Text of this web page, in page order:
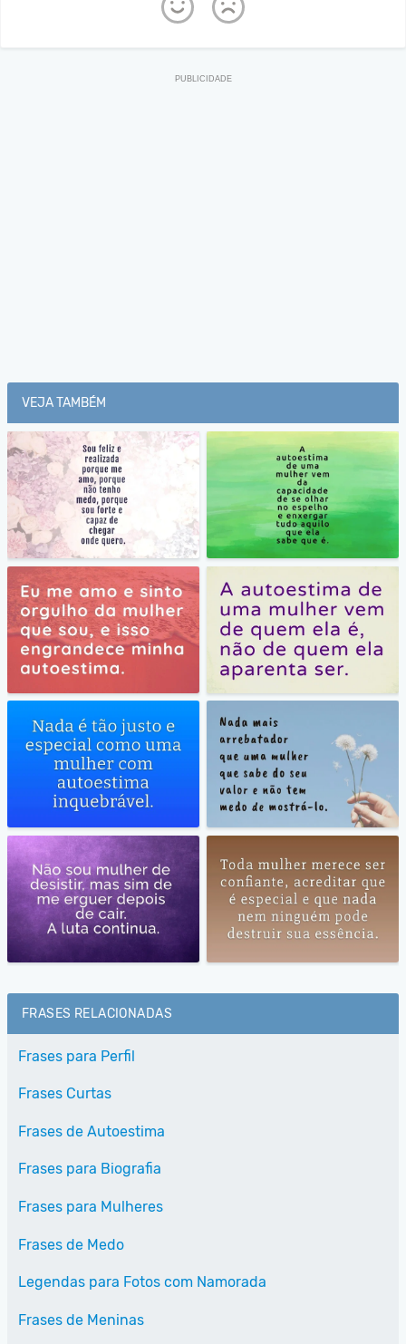
VEJA TAMBÉM
FRASES RELACIONADAS
Frases para Perfil
Frases Curtas
Frases de Autoestima
Frases para Biografia
Frases para Mulheres
Frases de Medo
Legendas para Fotos com Namorada
Frases de Meninas